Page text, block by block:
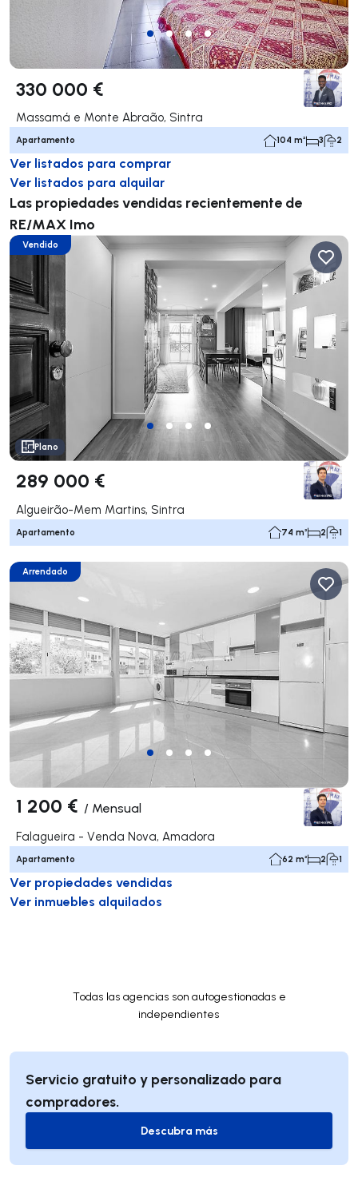
330 000 €
Massamá e Monte Abraão, Sintra
Apartamento 104 m² 3 2
Ver listados para comprar
Ver listados para alquilar
Las propiedades vendidas recientemente de
RE/MAX Imo
Vendido
Plano
289 000 €
Algueirão-Mem Martins, Sintra
Apartamento 74 m² 2 1
Arrendado
1 200 € / Mensual
Falagueira - Venda Nova, Amadora
Apartamento 62 m² 2 1
Ver propiedades vendidas
Ver inmuebles alquilados
Todas las agencias son autogestionadas e
independientes
Servicio gratuito y personalizado para
compradores.
Descubra más
Descubra más